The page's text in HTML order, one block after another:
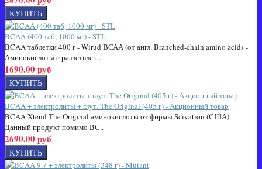
BCAA (400 таб, 1000 мг) - STL
BCAA таблетки 400 г - Wirud ВСАА (от англ. Branched-chain amino acids -
Аминокислоты с разветвлен..
1690.00 руб
BCAA + электролиты + глут. The Original (405 г) - Акционный товар
BCAA Xtend The Original аминокислоты от фирмы Scivation (США)
Данный продукт помимо BC..
2690.00 руб